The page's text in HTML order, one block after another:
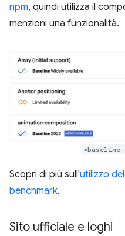
npm, quindi utilizza il
menzioni una funzionalità.
Scopri di più sull'utilizzo
benchmark.
Sito ufficiale e loghi